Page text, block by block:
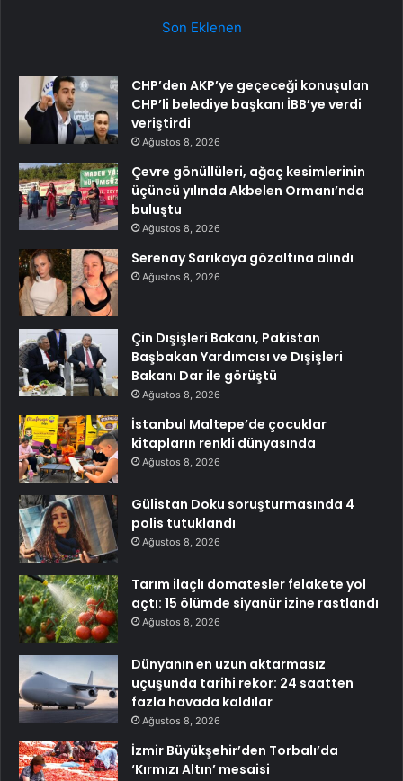
Son Eklenen
CHP’den AKP’ye geçeceği konuşulan
CHP’li belediye başkanı İBB’ye verdi
veriştirdi
Ağustos 8, 2026
Çevre gönüllüleri, ağaç kesimlerinin
üçüncü yılında Akbelen Ormanı’nda
buluştu
Ağustos 8, 2026
Serenay Sarıkaya gözaltına alındı
Ağustos 8, 2026
Çin Dışişleri Bakanı, Pakistan
Başbakan Yardımcısı ve Dışişleri
Bakanı Dar ile görüştü
Ağustos 8, 2026
İstanbul Maltepe’de çocuklar
kitapların renkli dünyasında
Ağustos 8, 2026
Gülistan Doku soruşturmasında 4
polis tutuklandı
Ağustos 8, 2026
Tarım ilaçlı domatesler felakete yol
açtı: 15 ölümde siyanür izine rastlandı
Ağustos 8, 2026
Dünyanın en uzun aktarmasız
uçuşunda tarihi rekor: 24 saatten
fazla havada kaldılar
Ağustos 8, 2026
İzmir Büyükşehir’den Torbalı’da
‘Kırmızı Altın’ mesaisi